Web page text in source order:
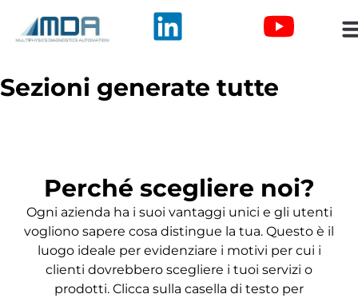
Sezioni generate tutte
Perché scegliere noi?
Ogni azienda ha i suoi vantaggi unici e gli utenti
vogliono sapere cosa distingue la tua. Questo è il
luogo ideale per evidenziare i motivi per cui i
clienti dovrebbero scegliere i tuoi servizi o
prodotti. Clicca sulla casella di testo per